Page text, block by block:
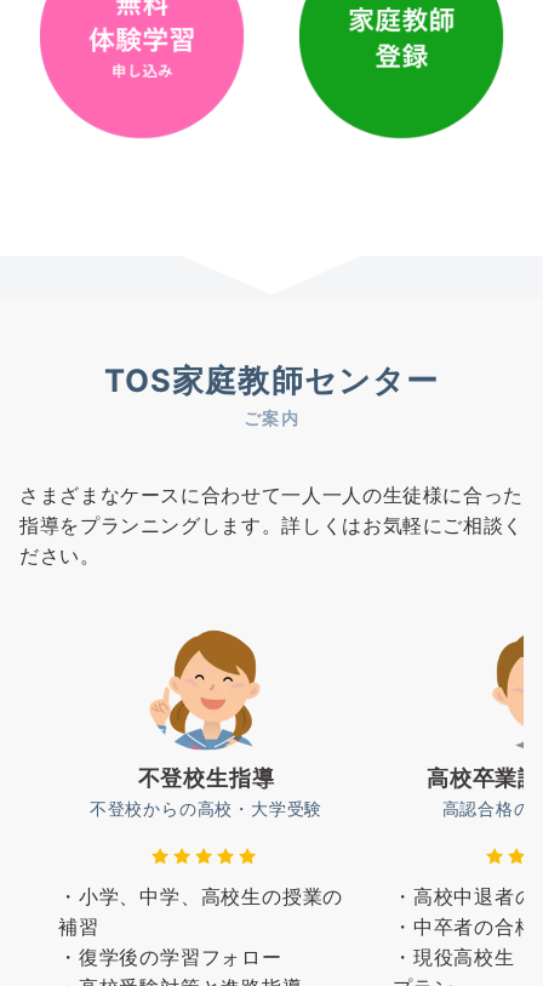
TOS家庭教師センター
ご案内
さまざまなケースに合わせて一人一人の生徒様に合った
指導をプランニングします。詳しくはお気軽にご相談く
ださい。
不登校生指導
不登校からの高校・大学受験
・小学、中学、高校生の授業の
補習
・復学後の学習フォロー
高校卒業
高認合格の
・高校中退者
・中卒者の合格
・現役高校生